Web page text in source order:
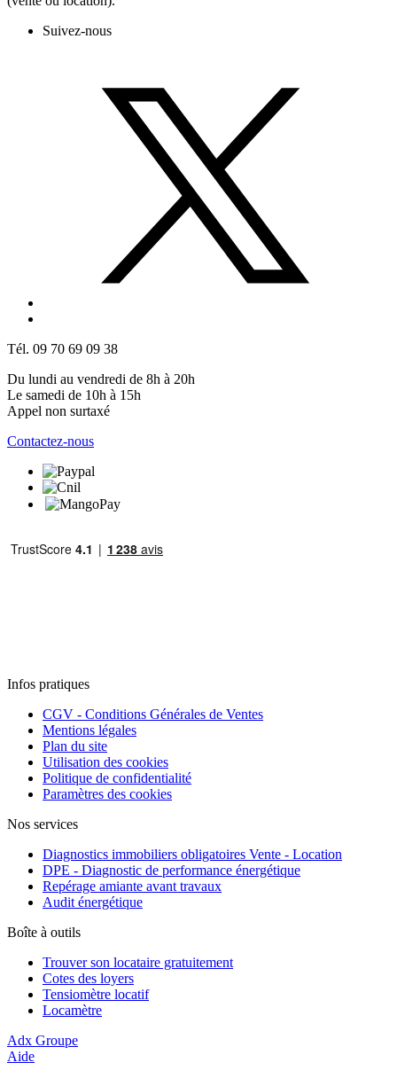
Suivez-nous
Tél. 09 70 69 09 38
Du lundi au vendredi de 8h à 20h
Le samedi de 10h à 15h
Appel non surtaxé
Contactez-nous
Infos pratiques
CGV - Conditions Générales de Ventes
Mentions légales
Plan du site
Utilisation des cookies
Politique de confidentialité
Paramètres des cookies
Nos services
Diagnostics immobiliers obligatoires Vente - Location
DPE - Diagnostic de performance énergétique
Repérage amiante avant travaux
Audit énergétique
Boîte à outils
Trouver son locataire gratuitement
Cotes des loyers
Tensiomètre locatif
Locamètre
Adx Groupe
Aide